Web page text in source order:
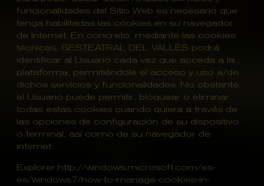
funcionalidades del Sitio Web es necesario que
tenga habilitadas las cookies en su navegador
de Internet. En concreto, mediante las cookies
técnicas, GESTEATRAL DEL VALLÈS podrá
identificar al Usuario cada vez que acceda a la
plataforma, permitiéndole el acceso y uso a/de
dichos servicios y funcionalidades. No obstante,
el Usuario puede permitir, bloquear o eliminar
todas estas cookies cuando quiera a través de
las opciones de configuración de su dispositivo
o terminal, así como de su navegador de
internet:
Explorer:http://windows.microsoft.com/es-
es/windows7/how-to-manage-cookies-in-